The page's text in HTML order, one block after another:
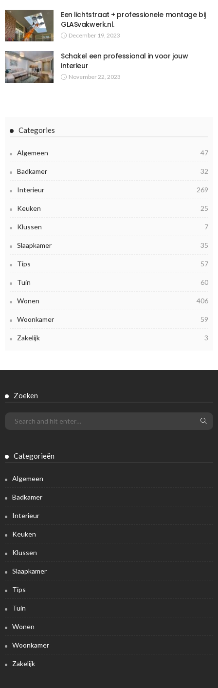
Een lichtstraat + professionele montage bij
GLASvakwerk.nl.
December 19, 2023
Schakel een professional in voor jouw
interieur
November 22, 2023
Categories
Algemeen 47
Badkamer 32
Interieur 269
Keuken 25
Klussen 7
Slaapkamer 35
Tips 57
Tuin 60
Wonen 406
Woonkamer 59
Zakelijk 3
Zoeken
Categorieën
Algemeen
Badkamer
Interieur
Keuken
Klussen
Slaapkamer
Tips
Tuin
Wonen
Woonkamer
Zakelijk